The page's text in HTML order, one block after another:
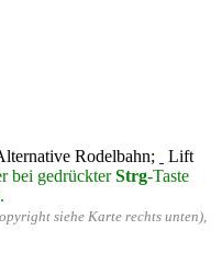
Rodelbahn;
Lift
bei gedrückterStrg-Taste
siehe Karte rechts unten),